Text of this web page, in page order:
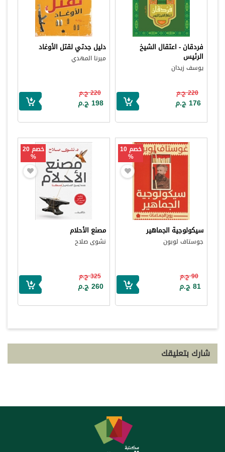
فردقان - اعتقال الشيخ
الرئيس
يوسف زيدان
220 ج.م
176 ج.م
دليل جدتي لقتل الأوغاد
ميرنا المهدي
220 ج.م
198 ج.م
خصم 10
%
سيكولوجية الجماهير
جوستاف لوبون
90 ج.م
81 ج.م
خصم 20
%
مصنع الأحلام
نشوى صلاح
325 ج.م
260 ج.م
شارك بتعليقك